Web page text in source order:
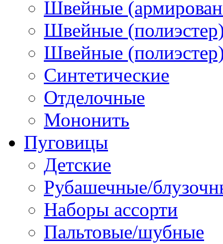
Швейные
Швейные
Швейные
Синтетические
Отделочные
Мононить
Пуговицы
Детские
Рубашечные/
Наборы ассорти
Пальтовые/шубные